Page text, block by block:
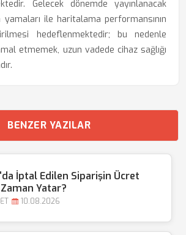
Gelecek dönemde yayınlanacak
yamaları ile haritalama performansının
hedeflenmektedir; bu nedenle
etmemek, uzun vadede cihaz sağlığı
BENZER YAZILAR
İptal Edilen Siparişin Ücret
Yatar?
10.08.2026